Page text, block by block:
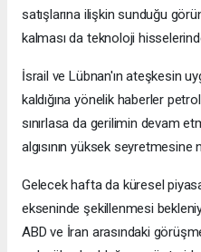
satışlarına ilişkin sunduğu
kalması da teknoloji
İsrail ve Lübnan'ın ateşkesin
kaldığına yönelik haberler
sınırlasa da gerilimin devam
algısının yüksek seyretmesine
Gelecek hafta da küresel
ekseninde şekillenmesi
ABD ve İran arasındaki